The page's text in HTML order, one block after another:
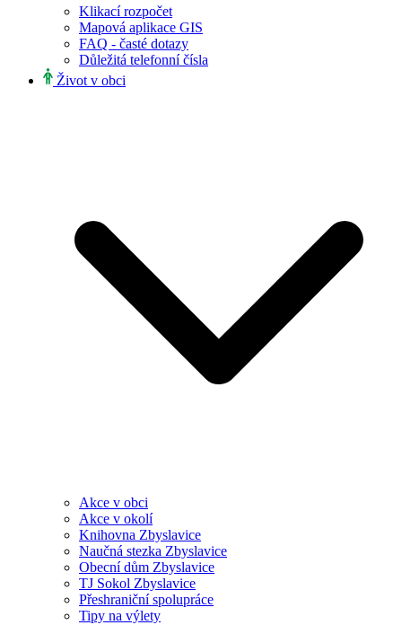
Klikací rozpočet
Mapová aplikace GIS
FAQ - časté dotazy
Důležitá telefonní čísla
Život v obci
Akce v obci
Akce v okolí
Knihovna Zbyslavice
Naučná stezka Zbyslavice
Obecní dům Zbyslavice
TJ Sokol Zbyslavice
Přeshraniční spolupráce
Tipy na výlety